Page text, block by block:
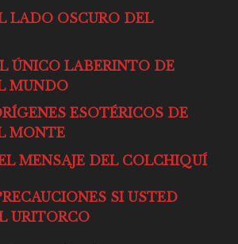
LADO OSCURO DEL
ÚNICO LABERINTO DE
MUNDO
ESOTÉRICOS DE
MONTE
MENSAJE DEL COLCHIQUÍ
SI USTED
URITORCO